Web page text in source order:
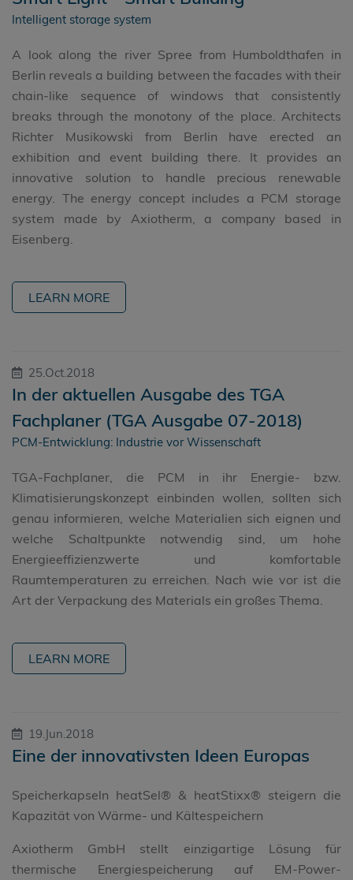
Intelligent storage system
A look along the river Spree from Humboldthafen in
Berlin reveals a building between the facades with their
chain-like sequence of windows that consistently
breaks through the monotony of the place. Architects
Richter Musikowski from Berlin have erected an
exhibition and event building there. It provides an
innovative solution to handle precious renewable
energy. The energy concept includes a PCM storage
system made by Axiotherm, a company based in
Eisenberg.
LEARN MORE
25.Oct.2018
In der aktuellen Ausgabe des TGA
Fachplaner (TGA Ausgabe 07-2018)
PCM-Entwicklung: Industrie vor Wissenschaft
TGA-Fachplaner, die PCM in ihr Energie- bzw.
Klimatisierungskonzept einbinden wollen, sollten sich
genau informieren, welche Materialien sich eignen und
welche Schaltpunkte notwendig sind, um hohe
Energieeffizienzwerte und komfortable
Raumtemperaturen zu erreichen. Nach wie vor ist die
Art der Verpackung des Materials ein großes Thema.
LEARN MORE
19.Jun.2018
Eine der innovativsten Ideen Europas
Speicherkapseln heatSel® & heatStixx® steigern die
Kapazität von Wärme- und Kältespeichern
Axiotherm GmbH stellt einzigartige Lösung für
thermische Energiespeicherung auf EM-Power-